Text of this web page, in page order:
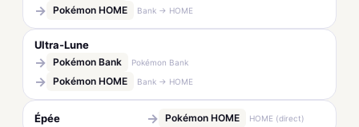
→ Pokémon HOME Bank → HOME
Ultra-Lune
→ Pokémon Bank Pokémon Bank
→ Pokémon HOME Bank → HOME
Épée → Pokémon HOME HOME (direct)